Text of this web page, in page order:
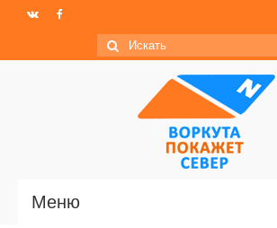
Искать:
Меню